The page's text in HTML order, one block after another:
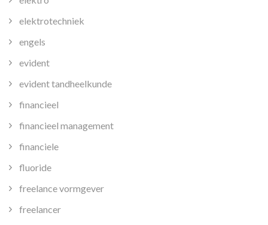
elektrotechniek
engels
evident
evident tandheelkunde
financieel
financieel management
financiele
fluoride
freelance vormgever
freelancer